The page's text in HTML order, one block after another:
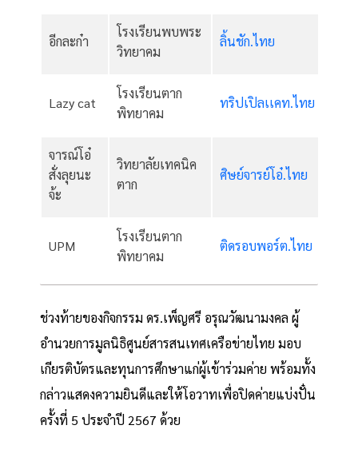
อีกละก๋า
โรงเรียนพบพระ
วิทยาคม
ลิ้นชัก.ไทย
Lazy cat
โรงเรียนตาก
พิทยาคม
ทริปเปิลเเคท.ไทย
จารณ์โอ๋
สั่งลุยนะ
จ้ะ
วิทยาลัยเทคนิค
ตาก
ศิษย์จารย์โอ๋.ไทย
UPM
โรงเรียนตาก
พิทยาคม
ติดรอบพอร์ต.ไทย
ช่วงท้ายของกิจกรรม ดร.เพ็ญศรี อรุณวัฒนามงคล ผู้
อำนวยการมูลนิธิศูนย์สารสนเทศเครือข่ายไทย มอบ
เกียรติบัตรและทุนการศึกษาแก่ผู้เข้าร่วมค่าย พร้อมทั้ง
กล่าวแสดงความยินดีและให้โอวาทเพื่อปิดค่ายแบ่งปั๋น
ครั้งที่ 5 ประจำปี 2567 ด้วย